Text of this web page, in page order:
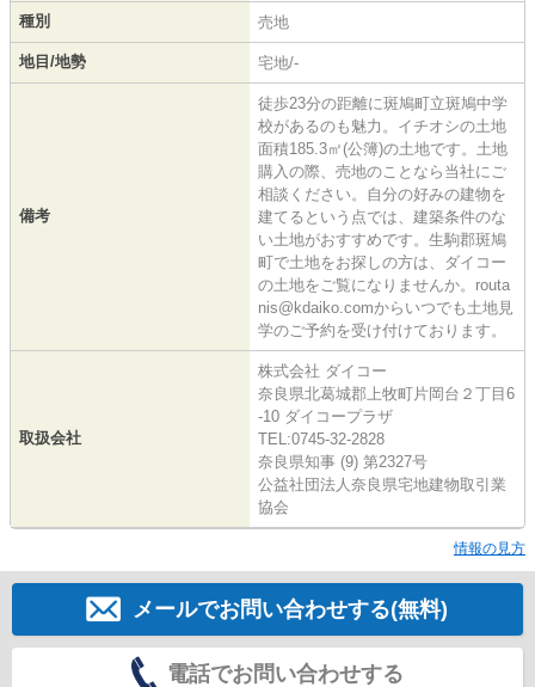
種別 売地
地目/地勢 宅地/-
備考
徒歩23分の距離に斑鳩町立斑鳩中学
校があるのも魅力。イチオシの土地
面積185.3㎡(公簿)の土地です。土地
購入の際、売地のことなら当社にご
相談ください。自分の好みの建物を
建てるという点では、建築条件のな
い土地がおすすめです。生駒郡斑鳩
町で土地をお探しの方は、ダイコー
の土地をご覧になりませんか。routa
nis@kdaiko.comからいつでも土地見
学のご予約を受け付けております。
取扱会社
株式会社 ダイコー
奈良県北葛城郡上牧町片岡台２丁目6
-10 ダイコープラザ
TEL:0745-32-2828
奈良県知事 (9) 第2327号
公益社団法人奈良県宅地建物取引業
協会
情報の見方
メールでお問い合わせする(無料)
電話でお問い合わせする